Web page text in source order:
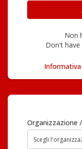
Non
Don't have
Organizzazione